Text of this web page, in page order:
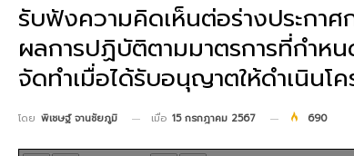
รับฟังความคิดเห็นต่อร่างประกา
ผลการปฏิบัติตามมาตรการที่กำห
จัดทำเมื่อได้รับอนุญาตให้ดำเนิน
โดย พิเชษฐ์ จานชัยภูมิ เมื่อ 15 กรกฎาคม 2567 690